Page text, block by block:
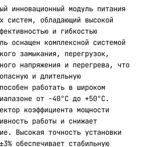
инновационный модуль питания
систем, обладающий высокой
и гибкостью
оснащен комплексной системой
замыкания, перегрузок,
напряжения и перегрева, что
и длительную
работать в широком
от -40°С до +50°С.
коэффициента мощности
работы и снижает
Высокая точность установки
обеспечивает стабильную